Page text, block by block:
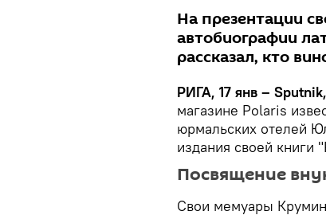
На презентации
автобиографии
рассказал, кто
РИГА, 17 янв –
магазине Polaris
юрмальских отелей
издания своей книги
Посвящение
Свои мемуары